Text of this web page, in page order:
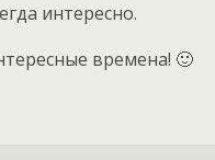
интересно.
времена! 🙂